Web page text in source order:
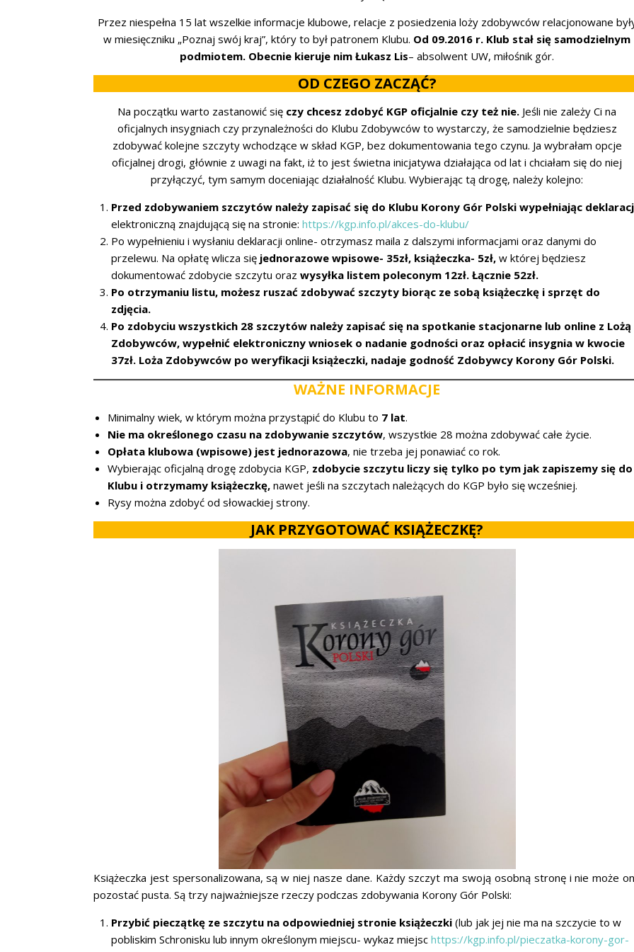
Przez niespełna 15 lat wszelkie informacje klubowe, relacje z posiedzenia loży zdobywców relacjonowane
w miesięczniku „Poznaj swój kraj”, który to był patronem Klubu. Od 09.2016 r. Klub stał się samodzielnym
podmiotem. Obecnie kieruje nim Łukasz Lis– absolwent UW, miłośnik gór.
OD CZEGO ZACZĄĆ?
Na początku warto zastanowić się czy chcesz zdobyć KGP oficjalnie czy też nie. Jeśli nie zależy Ci na
oficjalnych insygniach czy przynależności do Klubu Zdobywców to wystarczy, że samodzielnie będziesz
zdobywać kolejne szczyty wchodzące w skład KGP, bez dokumentowania tego czynu. Ja wybrałam opcje
oficjalnej drogi, głównie z uwagi na fakt, iż to jest świetna inicjatywa działająca od lat i chciałam się do niej
przyłączyć, tym samym doceniając działalność Klubu. Wybierając tą drogę, należy kolejno:
Przed zdobywaniem szczytów należy zapisać się do Klubu Korony Gór Polski wypełniając
elektroniczną znajdującą się na stronie: https://kgp.info.pl/akces-do-klubu/
Po wypełnieniu i wysłaniu deklaracji online- otrzymasz maila z dalszymi informacjami oraz danymi do
przelewu. Na opłatę wlicza się jednorazowe wpisowe- 35zł, książeczka- 5zł, w której będziesz
dokumentować zdobycie szczytu oraz wysyłka listem poleconym 12zł. Łącznie 52zł.
Po otrzymaniu listu, możesz ruszać zdobywać szczyty biorąc ze sobą książeczkę i sprzęt do
zdjęcia.
Po zdobyciu wszystkich 28 szczytów należy zapisać się na spotkanie stacjonarne lub online z Lożą
Zdobywców, wypełnić elektroniczny wniosek o nadanie godności oraz opłacić insygnia w kwocie
37zł. Loża Zdobywców po weryfikacji książeczki, nadaje godność Zdobywcy Korony Gór Polski.
WAŻNE INFORMACJE
Minimalny wiek, w którym można przystąpić do Klubu to 7 lat.
Nie ma określonego czasu na zdobywanie szczytów, wszystkie 28 można zdobywać całe życie.
Opłata klubowa (wpisowe) jest jednorazowa, nie trzeba jej ponawiać co rok.
Wybierając oficjalną drogę zdobycia KGP, zdobycie szczytu liczy się tylko po tym jak zapiszemy się do
Klubu i otrzymamy książeczkę, nawet jeśli na szczytach należących do KGP było się wcześniej.
Rysy można zdobyć od słowackiej strony.
JAK PRZYGOTOWAĆ KSIĄŻECZKĘ?
Książeczka jest spersonalizowana, są w niej nasze dane. Każdy szczyt ma swoją osobną stronę i nie może
pozostać pusta. Są trzy najważniejsze rzeczy podczas zdobywania Korony Gór Polski:
Przybić pieczątkę ze szczytu na odpowiedniej stronie książeczki (lub jak jej nie ma na szczycie to w
pobliskim Schronisku lub innym określonym miejscu- wykaz miejsc https://kgp.info.pl/pieczatka-korony-gor-